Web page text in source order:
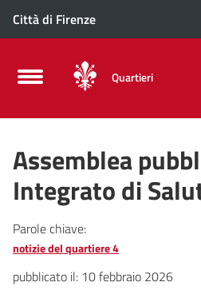
Città di Firenze
Quartieri
Assemblea
Integrato di
Parole chiave:
notizie del quartiere 4
pubblicato il: 10 febbraio 2026